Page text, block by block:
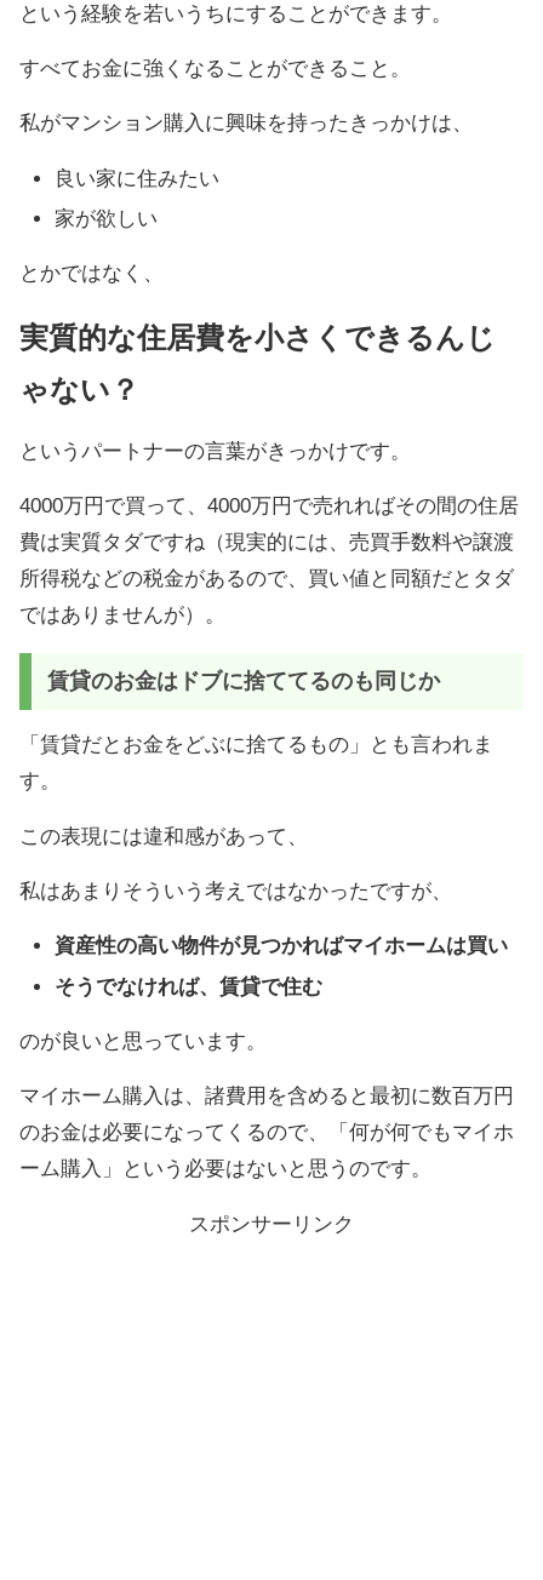
という経験を若いうちにすることができます。
すべてお金に強くなることができること。
私がマンション購入に興味を持ったきっかけは、
良い家に住みたい
家が欲しい
とかではなく、
実質的な住居費を小さくできるんじ
ゃない？
というパートナーの言葉がきっかけです。
4000万円で買って、4000万円で売れればその間の住居
費は実質タダですね（現実的には、売買手数料や譲渡
所得税などの税金があるので、買い値と同額だとタダ
ではありませんが）。
賃貸のお金はドブに捨ててるのも同じか
「賃貸だとお金をどぶに捨てるもの」とも言われま
す。
この表現には違和感があって、
私はあまりそういう考えではなかったですが、
資産性の高い物件が見つかればマイホームは買い
そうでなければ、賃貸で住む
のが良いと思っています。
マイホーム購入は、諸費用を含めると最初に数百万円
のお金は必要になってくるので、「何が何でもマイホ
ーム購入」という必要はないと思うのです。
スポンサーリンク